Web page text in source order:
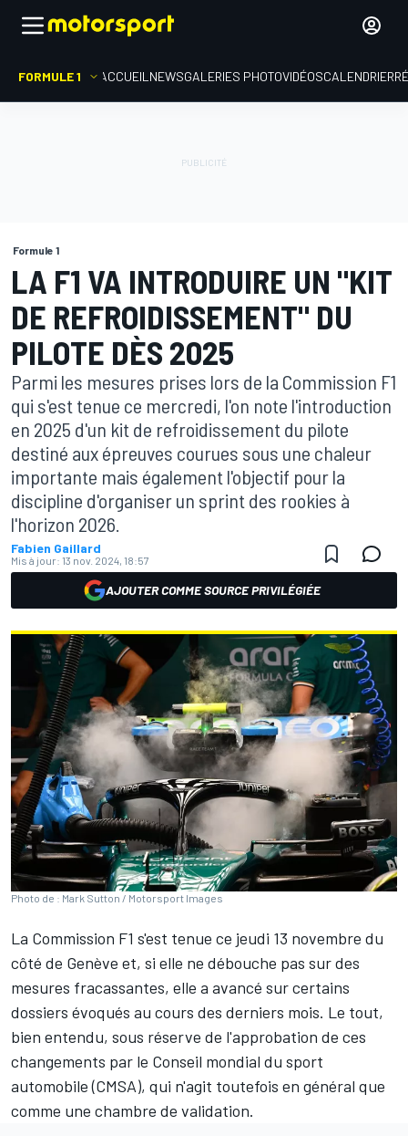
FORMULE 1 ACCUEIL NEWSGALERIES PHOTOVIDÉOSCALENDRIER
Formule 1
LA F1 VA INTRODUIRE UN "KIT
DE REFROIDISSEMENT" DU
PILOTE DÈS 2025
Parmi les mesures prises lors de la Commission F1
qui s'est tenue ce mercredi, l'on note l'introduction
en 2025 d'un kit de refroidissement du pilote
destiné aux épreuves courues sous une chaleur
importante mais également l'objectif pour la
discipline d'organiser un sprint des rookies à
l'horizon 2026.
Fabien Gaillard
Mis à jour: 13 nov. 2024, 18:57
AJOUTER COMME SOURCE PRIVILÉGIÉE
Photo de : Mark Sutton / Motorsport Images
La Commission F1 s'est tenue ce jeudi 13 novembre du
côté de Genève et, si elle ne débouche pas sur des
mesures fracassantes, elle a avancé sur certains
dossiers évoqués au cours des derniers mois. Le tout,
bien entendu, sous réserve de l'approbation de ces
changements par le Conseil mondial du sport
automobile (CMSA), qui n'agit toutefois en général que
comme une chambre de validation.